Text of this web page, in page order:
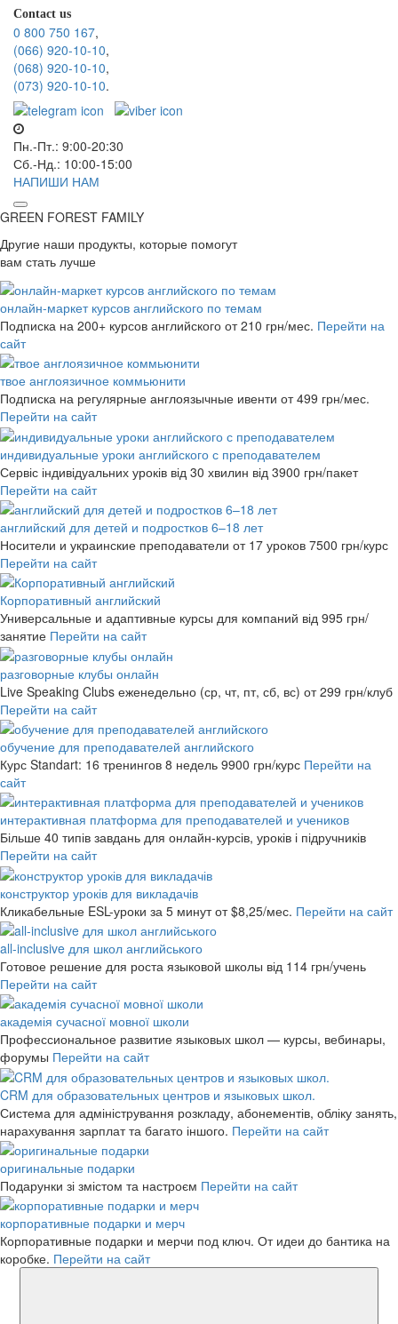
Contact us
0 800 750 167,
(066) 920-10-10,
(068) 920-10-10,
(073) 920-10-10.
Пн.-Пт.: 9:00-20:30
Сб.-Нд.: 10:00-15:00
НАПИШИ НАМ
GREEN FOREST FAMILY
Другие наши продукты, которые помогут
вам стать лучше
онлайн-маркет курсов английского по темам
Подписка на 200+ курсов английского от 210 грн/мес. Перейти на
сайт
твое англоязичное коммьюнити
Подписка на регулярные англоязычные ивенти от 499 грн/мес.
Перейти на сайт
индивидуальные уроки английского с преподавателем
Сервіс індивідуальних уроків від 30 хвилин від 3900 грн/пакет
Перейти на сайт
английский для детей и подростков 6–18 лет
Носители и украинские преподаватели от 17 уроков 7500 грн/курс
Перейти на сайт
Корпоративный английский
Универсальные и адаптивные курсы для компаний від 995 грн/
занятие Перейти на сайт
разговорные клубы онлайн
Live Speaking Clubs еженедельно (ср, чт, пт, сб, вс) от 299 грн/клуб
Перейти на сайт
обучение для преподавателей английского
Курс Standart: 16 тренингов 8 недель 9900 грн/курс Перейти на
сайт
интерактивная платформа для преподавателей и учеников
Більше 40 типів завдань для онлайн-курсів, уроків і підручників
Перейти на сайт
конструктор уроків для викладачів
Кликабельные ESL-уроки за 5 минутот $8,25/мес. Перейти на сайт
all-inclusive для школ английського
Готовое решение для роста языковой школы від 114 грн/учень
Перейти на сайт
академія сучасної мовної школи
Профессиональное развитие языковых школ — курсы, вебинары,
форумы Перейти на сайт
CRM для образовательных центров и языковых школ.
Система для адміністрування розкладу, абонементів, обліку занять,
нарахування зарплат та багато іншого. Перейти на сайт
оригинальные подарки
Подарунки зі змістом та настроєм Перейти на сайт
корпоративные подарки и мерч
Корпоративные подарки и мерчи под ключ. От идеи до бантика на
коробке. Перейти на сайт